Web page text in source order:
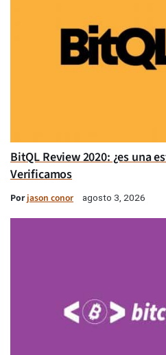
BitQL Review 2020: ¿es una
Verificamos
Porjason conor agosto 3, 2026